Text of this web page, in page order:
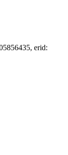
erid: